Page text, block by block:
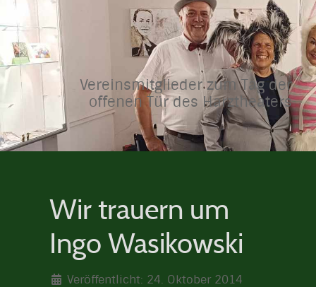
Vereinsmitglieder zum Tag der
offenen Tür des Harztheaters
Wir trauern um
Ingo Wasikowski
Veröffentlicht: 24. Oktober 2014